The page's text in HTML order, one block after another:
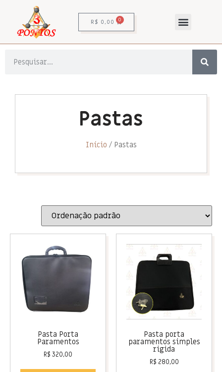
R$ 0,00 0
Pastas
Início / Pastas
Pasta Porta
Paramentos
R$ 320,00
Pasta porta
paramentos simples
rigida
R$ 280,00